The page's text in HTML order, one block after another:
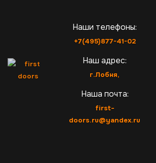
Наши телефоны:
+7(495)877-41-02
Наш адрес:
г.Лобня,
Наша почта:
first-
doors.ru@yandex.ru